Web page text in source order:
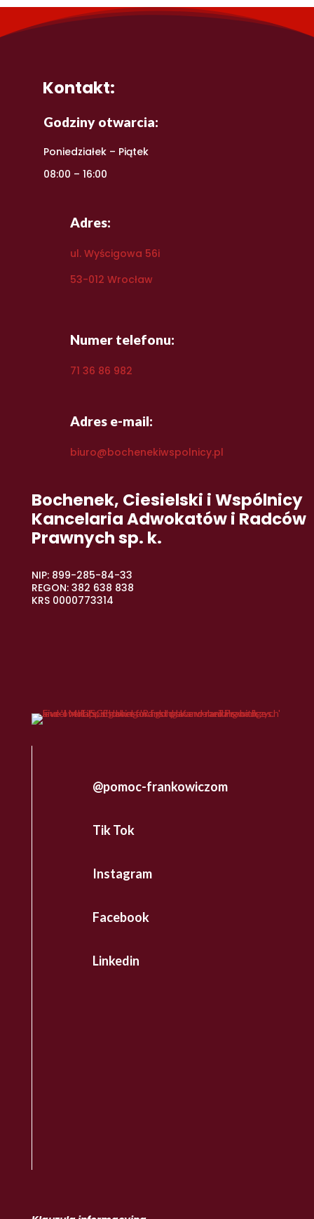
Kontakt:
Godziny otwarcia:
Poniedziałek – Piątek
08:00 – 16:00
Adres:
ul. Wyścigowa 56i
53-012 Wrocław
Numer telefonu:
71 36 86 982
Adres e-mail:
biuro@bochenekiwspolnicy.pl
Bochenek, Ciesielski i Wspólnicy
Kancelaria Adwokatów i Radców
Prawnych sp. k.
NIP: 899-285-84-33
REGON: 382 638 838
KRS 0000773314
@pomoc-frankowiczom
Tik Tok
Instagram
Facebook
Linkedin